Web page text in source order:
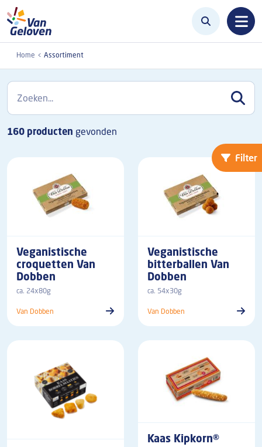
Overslaan en naar de inhoud gaan
Home Assortiment
Filter
160 producten gevonden
Veganistische
croquetten Van
Dobben
ca. 24x80g
Van Dobben
Veganistische
bitterballen Van
Dobben
ca. 54x30g
Van Dobben
Kaas Kipkorn®